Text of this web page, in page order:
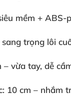
mềm +
trọng lôi
– vừa tay, dễ
: 10 cm – nhắm